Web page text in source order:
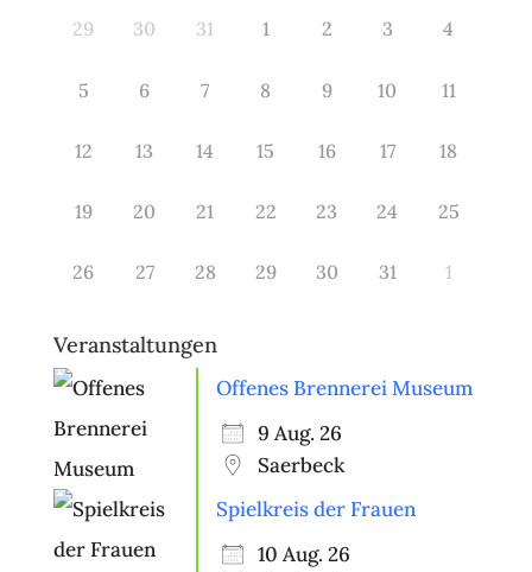
29 30 31 1 2 3 4
5 6 7 8 9 10 11
12 13 14 15 16 17 18
19 20 21 22 23 24 25
26 27 28 29 30 31 1
Veranstaltungen
Offenes Brennerei Museum
9 Aug. 26
Saerbeck
Spielkreis der Frauen
10 Aug. 26